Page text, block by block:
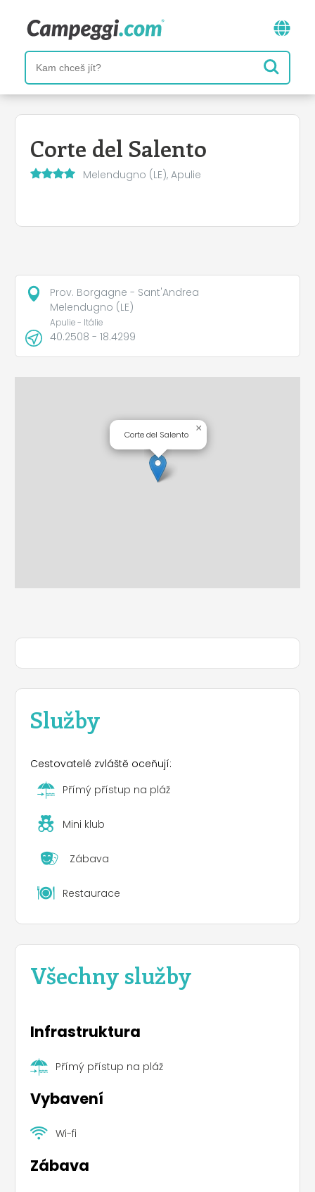
Corte del Salento
Melendugno (LE), Apulie
Služby
Cestovatelé zvláště oceňují:
Přímý přístup na pláž
Mini klub
Zábava
Restaurace
Všechny služby
Infrastruktura
Přímý přístup na pláž
Vybavení
Wi-fi
Zábava
Prov. Borgagne - Sant'Andrea
Melendugno (LE)
Apulie - Itálie
40.2508 - 18.4299
Corte del Salento
×